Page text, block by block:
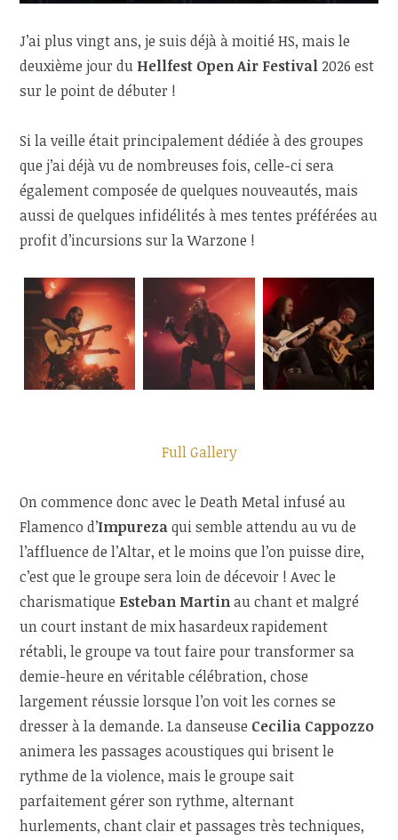
J’ai plus vingt ans, je suis déjà à moitié HS, mais le
deuxième jour du Hellfest Open Air Festival 2026 est
sur le point de débuter !
Si la veille était principalement dédiée à des groupes
que j’ai déjà vu de nombreuses fois, celle-ci sera
également composée de quelques nouveautés, mais
aussi de quelques infidélités à mes tentes préférées au
profit d’incursions sur la Warzone !
Full Gallery
On commence donc avec le Death Metal infusé au
Flamenco d’Impurezaqui semble attendu au vu de
l’affluence de l’Altar, et le moins que l’on puisse dire,
c’est que le groupe sera loin de décevoir ! Avec le
charismatique Esteban Martinau chant et malgré
un court instant de mix hasardeux rapidement
rétabli, le groupe va tout faire pour transformer sa
demie-heure en véritable célébration, chose
largement réussie lorsque l’on voit les cornes se
dresser à la demande. La danseuse Cecilia Cappozzo
animera les passages acoustiques qui brisent le
rythme de la violence, mais le groupe sait
parfaitement gérer son rythme, alternant
hurlements, chant clair et passages très techniques,